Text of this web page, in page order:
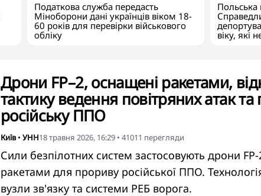
Податкова служба передасть
Міноборони дані українців віком 18-
60 років для перевірки військового
обліку
Польська
віку, які
Дрони FP–2, оснащені ракетами,
тактику ведення повітряних атак
російську ППО
Київ• УНН18 травня 2026, 16:29 • 41011 перегляди
Сили безпілотних систем застосовують дрони
ракетами для прориву російської ППО.
вузли зв'язку та системи РЕБ ворога.